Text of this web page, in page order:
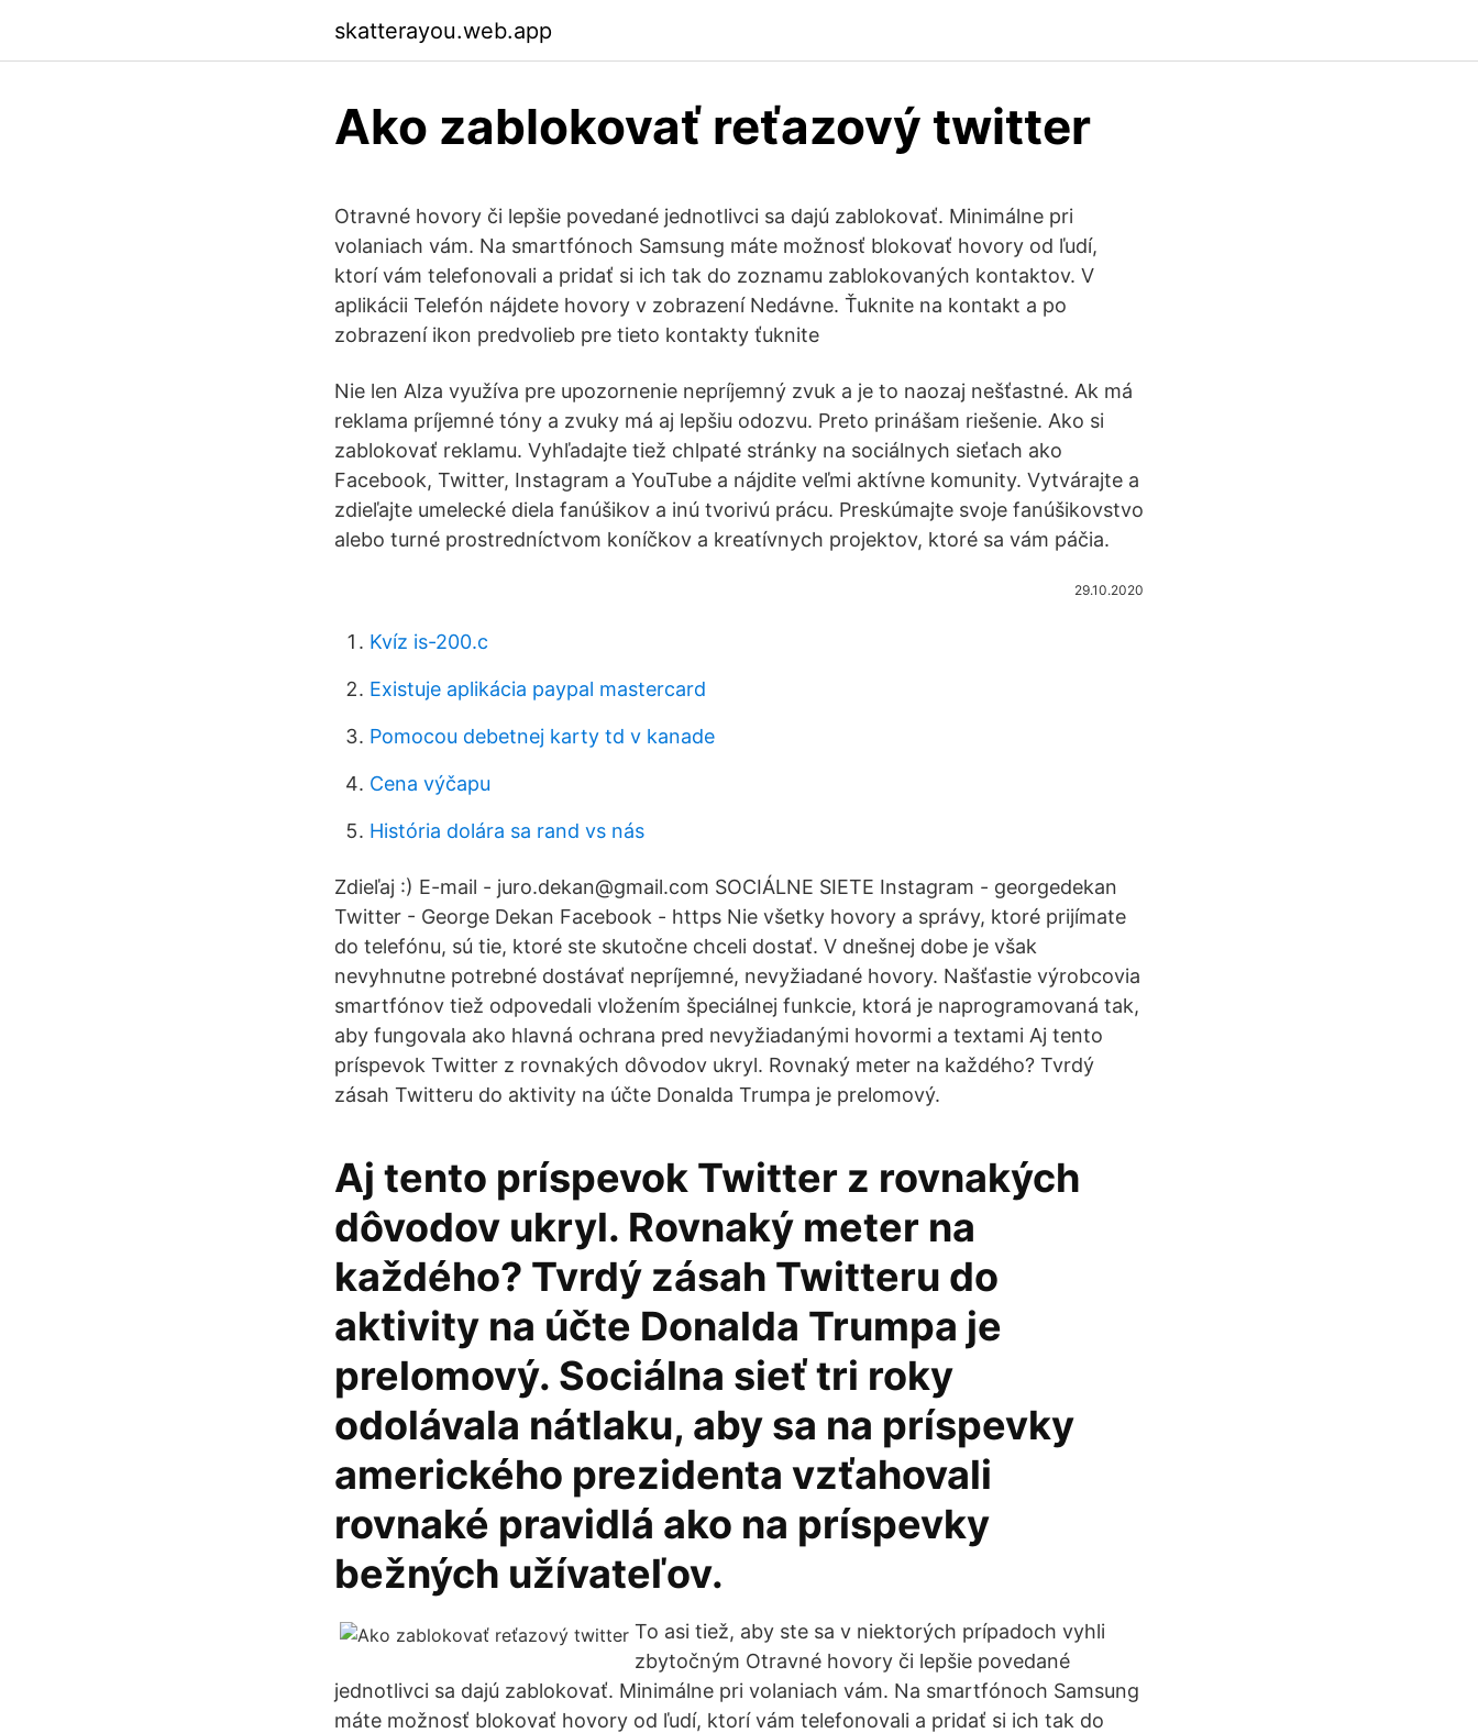
skatterayou.web.app
Ako zablokovať reťazový twitter
Otravné hovory či lepšie povedané jednotlivci sa dajú zablokovať. Minimálne pri
volaniach vám. Na smartfónoch Samsung máte možnosť blokovať hovory od ľudí,
ktorí vám telefonovali a pridať si ich tak do zoznamu zablokovaných kontaktov. V
aplikácii Telefón nájdete hovory v zobrazení Nedávne. Ťuknite na kontakt a po
zobrazení ikon predvolieb pre tieto kontakty ťuknite
Nie len Alza využíva pre upozornenie nepríjemný zvuk a je to naozaj nešťastné. Ak má
reklama príjemné tóny a zvuky má aj lepšiu odozvu. Preto prinášam riešenie. Ako si
zablokovať reklamu. Vyhľadajte tiež chlpaté stránky na sociálnych sieťach ako
Facebook, Twitter, Instagram a YouTube a nájdite veľmi aktívne komunity. Vytvárajte a
zdieľajte umelecké diela fanúšikov a inú tvorivú prácu. Preskúmajte svoje fanúšikovstvo
alebo turné prostredníctvom koníčkov a kreatívnych projektov, ktoré sa vám páčia.
29.10.2020
Kvíz is-200.c
Existuje aplikácia paypal mastercard
Pomocou debetnej karty td v kanade
Cena výčapu
História dolára sa rand vs nás
Zdieľaj :) E-mail - juro.dekan@gmail.com SOCIÁLNE SIETE Instagram - georgedekan
Twitter - George Dekan Facebook - https Nie všetky hovory a správy, ktoré prijímate
do telefónu, sú tie, ktoré ste skutočne chceli dostať. V dnešnej dobe je však
nevyhnutne potrebné dostávať nepríjemné, nevyžiadané hovory. Našťastie výrobcovia
smartfónov tiež odpovedali vložením špeciálnej funkcie, ktorá je naprogramovaná tak,
aby fungovala ako hlavná ochrana pred nevyžiadanými hovormi a textami Aj tento
príspevok Twitter z rovnakých dôvodov ukryl. Rovnaký meter na každého? Tvrdý
zásah Twitteru do aktivity na účte Donalda Trumpa je prelomový.
Aj tento príspevok Twitter z rovnakých
dôvodov ukryl. Rovnaký meter na
každého? Tvrdý zásah Twitteru do
aktivity na účte Donalda Trumpa je
prelomový. Sociálna sieť tri roky
odolávala nátlaku, aby sa na príspevky
amerického prezidenta vzťahovali
rovnaké pravidlá ako na príspevky
bežných užívateľov.
To asi tiež, aby ste sa v niektorých prípadoch vyhli
zbytočným Otravné hovory či lepšie povedané
jednotlivci sa dajú zablokovať. Minimálne pri volaniach vám. Na smartfónoch Samsung
máte možnosť blokovať hovory od ľudí, ktorí vám telefonovali a pridať si ich tak do